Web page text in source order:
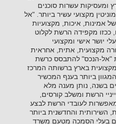
ומעסיקות עשרות סוכנים
מקצועי עשיר ביותר. "אל
אמינות, איכות, מקצועיות
ככזו מקפידה הרשת לקלוט
יושר אישי ומקצועי
מקצועית, אתית, אחראית
"אל-הנכס" להתבסס כרשת
בארץ ברשותה המרכז
ביותר בענף המכשיר
בשנה, נותן מענה מלא
הרשת ומשלב קורסים,
לעובדי הרשת לבצע
השירותית והחדשנית ביותר
בעלי הסמכה מטעם משרד